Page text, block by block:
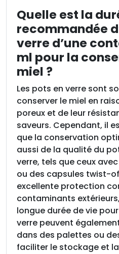
Quelle est la
recommandée
verre d’une
ml pour la
miel ?
Les pots en verre sont
conserver le miel en
poreux et de leur
saveurs. Cependant, il
que la conservation
aussi de la qualité du
verre, tels que ceux
ou des capsules twist-
excellente protection
contaminants
longue durée de vie
verre peuvent
dans des palettes ou
faciliter le stockage et